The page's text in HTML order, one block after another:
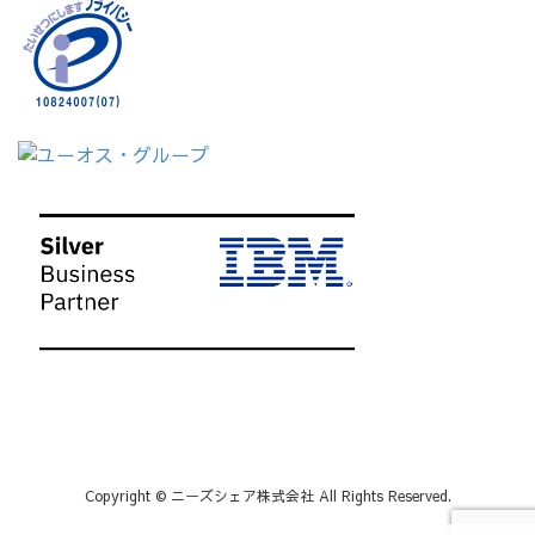
Copyright © ニーズシェア株式会社 All Rights Reserved.